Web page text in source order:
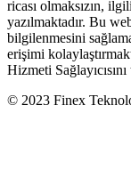
ricası olmaksızın,
yazılmaktadır. Bu
bilgilenmesini
erişimi
Hizmeti
© 2023 Finex